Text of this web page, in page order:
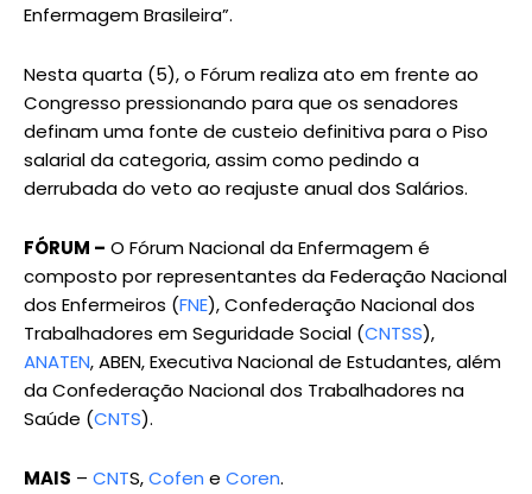
Enfermagem Brasileira”.
Nesta quarta (5), o Fórum realiza ato em frente ao
Congresso pressionando para que os senadores
definam uma fonte de custeio definitiva para o Piso
salarial da categoria, assim como pedindo a
derrubada do veto ao reajuste anual dos Salários.
FÓRUM – O Fórum Nacional da Enfermagem é
composto por representantes da Federação Nacional
dos Enfermeiros (FNE), Confederação Nacional dos
Trabalhadores em Seguridade Social (CNTSS),
ANATEN, ABEN, Executiva Nacional de Estudantes, além
da Confederação Nacional dos Trabalhadores na
Saúde (CNTS).
MAIS – CNTS,Cofen e Coren.